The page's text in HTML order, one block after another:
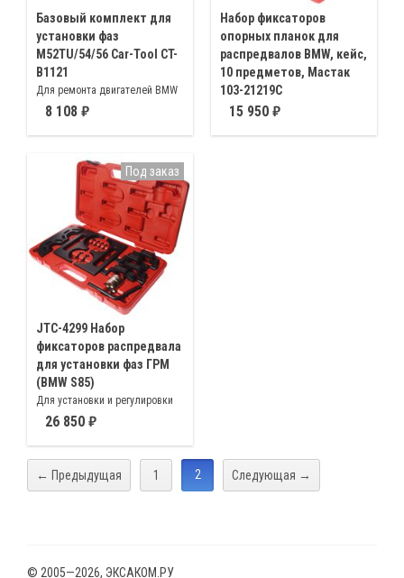
Базовый комплект для
установки фаз
M52TU/54/56 Car-Tool CT-
B1121
Для ремонта двигателей BMW
с двойной системой VANOS
газораспределительного
механизма BMW M52TU, M54,
8 108
Набор фиксаторов
опорных планок для
распредвалов BMW, кейс,
10 предметов, Мастак
103-21219C
Инструмент для монтажа
15 950
JTC-4299 Набор
фиксаторов распредвала
для установки фаз ГРМ
(BMW S85)
Для установки и регулировки
фаз ГРМ двигателей BMW S85
распределительных валов,
системы VANOS
26 850
Под заказ
← Предыдущая 1 2 Следующая →
© 2005—2026, ЭКСАКОМ.РУ